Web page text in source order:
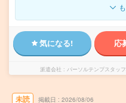
気になる! 応
派遣会社 パーソルテンプスタッ
未読 掲載日 2026/08/06